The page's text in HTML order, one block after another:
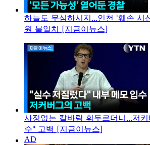
하늘도 무심하시지...인천 '훼손 시
원 불일치 [지금이뉴스]
사정없는 칼바람 휘두르더니...저
수" 고백 [지금이뉴스]